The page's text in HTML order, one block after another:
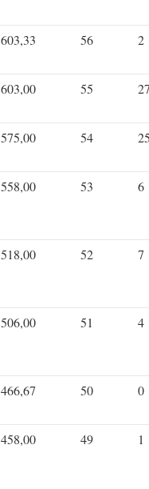
603,33 56 2
603,00 55
575,00 54
558,00 53 6
518,00 52 7
506,00 51 4
466,67 50 0
458,00 49 1